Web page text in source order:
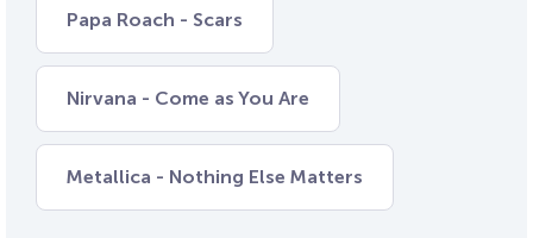
Papa Roach - Scars
Nirvana - Come as You Are
Metallica - Nothing Else Matters